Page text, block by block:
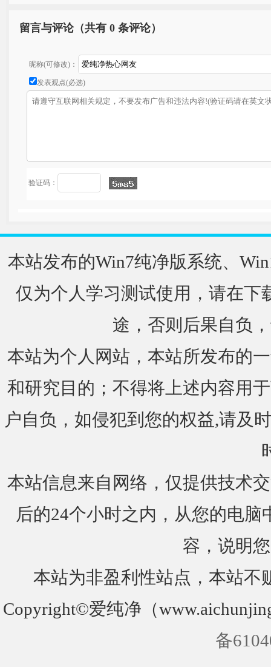
留言与评论（共有 0 条评论）
昵称(可修改)：
发表观点(必选)
验证码：
本站发布的Win7纯净版系统、
仅为个人学习测试使用，请在下
途，否则后果自负
本站为个人网站，本站所发布的
和研究目的；不得将上述内容用
户自负，如侵犯到您的权益,请及
本站信息来自网络，仅提供技术
后的24个小时之内，从您的电
容，说明
本站为非盈利性站点，本站不
Copyright©爱纯净（
备